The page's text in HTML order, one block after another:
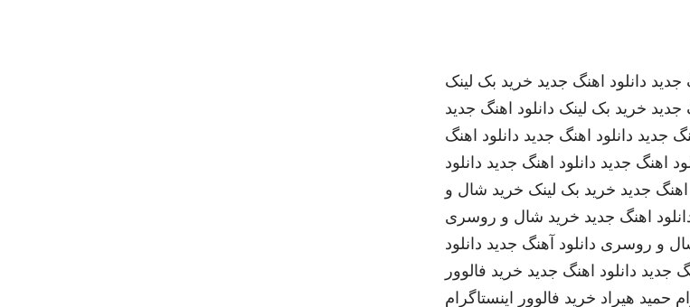
جدید دانلود اهنگ جدید خرید بک لینک
جدید خرید بک لینک دانلود اهنگ جدید
جدید دانلود اهنگ جدید دانلود اهنگ
اهنگ جدید دانلود اهنگ جدید دانلود
اهنگ جدید خرید بک لینک خرید شال و
اهنگ جدید خرید شال و روسری
و روسری دانلود آهنگ جدید دانلود
جدید دانلود اهنگ جدید خرید فالوور
حمید هیراد خرید فالوور اینستاگرام